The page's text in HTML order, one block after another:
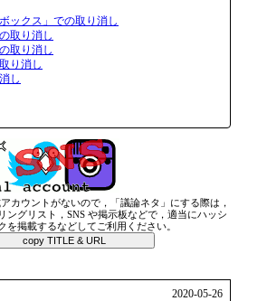
ックス」での取り消し
取り消し
取り消し
り消し
し
カウントがないので，「議論ネタ」にする際は，
ングリスト，SNS や掲示板などで，適当にハッシ
を掲載するなどしてご利用ください。
copy TITLE & URL
2020-05-26